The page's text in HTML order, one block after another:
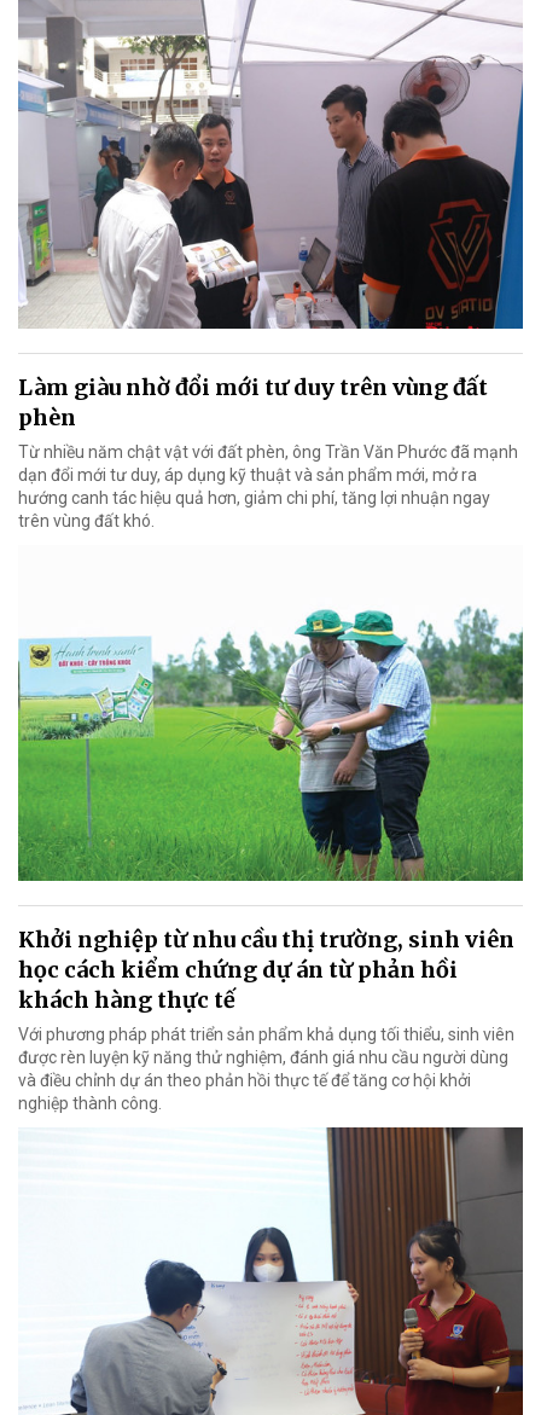
Làm giàu nhờ đổi mới tư duy trên vùng đất
phèn
Từ nhiều năm chật vật với đất phèn, ông Trần Văn Phước đã mạnh
dạn đổi mới tư duy, áp dụng kỹ thuật và sản phẩm mới, mở ra
hướng canh tác hiệu quả hơn, giảm chi phí, tăng lợi nhuận ngay
trên vùng đất khó.
Khởi nghiệp từ nhu cầu thị trường, sinh viên
học cách kiểm chứng dự án từ phản hồi
khách hàng thực tế
Với phương pháp phát triển sản phẩm khả dụng tối thiểu, sinh viên
được rèn luyện kỹ năng thử nghiệm, đánh giá nhu cầu người dùng
và điều chỉnh dự án theo phản hồi thực tế để tăng cơ hội khởi
nghiệp thành công.